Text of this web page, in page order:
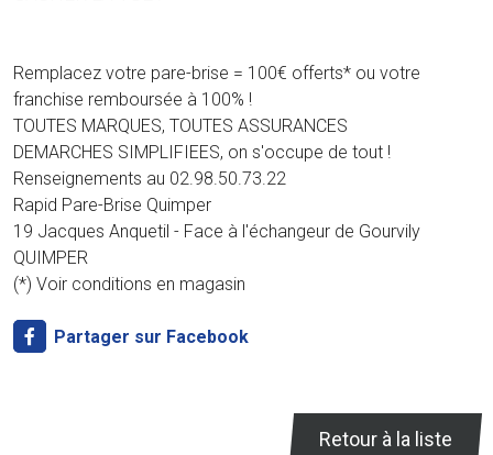
Remplacez votre pare-brise = 100€ offerts* ou votre
franchise remboursée à 100% !
TOUTES MARQUES, TOUTES ASSURANCES
DEMARCHES SIMPLIFIEES, on s'occupe de tout !
Renseignements au 02.98.50.73.22
Rapid Pare-Brise Quimper
19 Jacques Anquetil - Face à l'échangeur de Gourvily
QUIMPER
(*) Voir conditions en magasin
Partager sur Facebook
Retour à la liste